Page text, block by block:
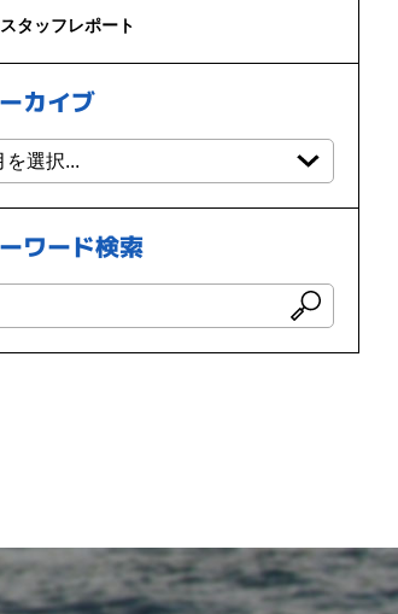
スタッフレポート
カイブ
ワード検索